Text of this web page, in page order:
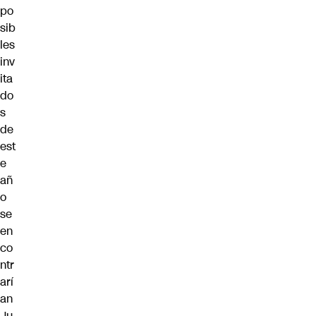
po
sib
les
inv
ita
do
s
de
est
e
añ
o
se
en
co
ntr
arí
an